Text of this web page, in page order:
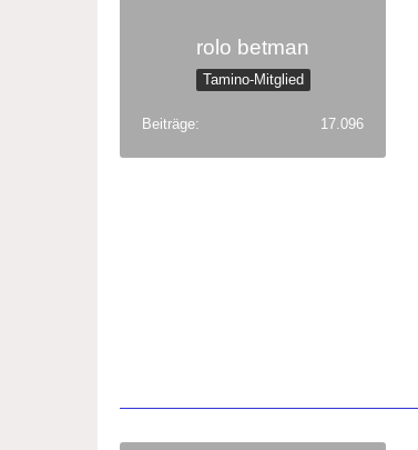
rolo betman
Tamino-Mitglied
Beiträge 17.096